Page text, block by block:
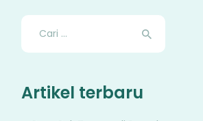
Cari
untuk:
Artikel terbaru